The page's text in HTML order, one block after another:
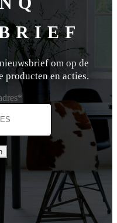
om op de
producten en acties.
*